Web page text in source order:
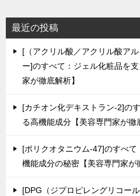
最近の投稿
[（アクリル酸／アクリル酸ア
ー]のすべて：ジェル化粧品を
家が徹底解析】
[カチオン化デキストラン-2]の
る高機能成分【美容専門家が徹
[ポリクオタニウム-47]のすべ
機能成分の秘密【美容専門家が
[DPG（ジプロピレングリコー